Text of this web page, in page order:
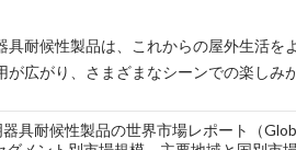
具耐候性製品は、これからの屋外生活
が広がり、さまざまなシーンでの楽しみ
具耐候性製品の世界市場レポート（